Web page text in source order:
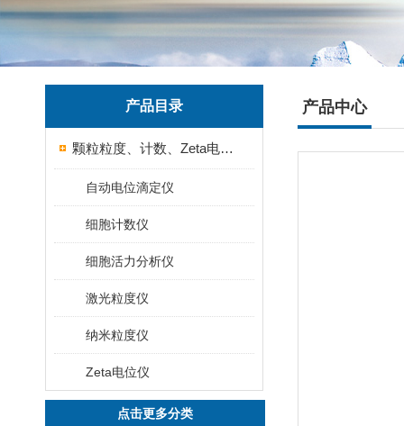
产品目录
颗粒粒度、计数、Zeta电位分析仪器
自动电位滴定仪
细胞计数仪
细胞活力分析仪
激光粒度仪
纳米粒度仪
Zeta电位仪
点击更多分类
产品中心